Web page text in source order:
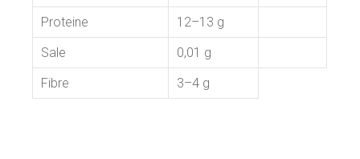
Proteine
12–13 g
Sale
0,01 g
Fibre
3–4 g